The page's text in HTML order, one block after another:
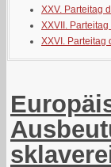
XXV. Parteitag
XXVII. Parteitag
XXVI. Parteitag